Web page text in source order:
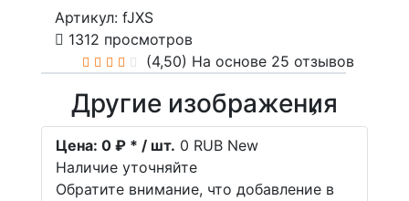
Артикул: fJXS
1312 просмотров
(4,50) На основе 25 отзывов
Другие изображения
Цена: 0 ₽ * / шт. 0 RUB New
Наличие уточняйте
Обратите внимание, что добавление в